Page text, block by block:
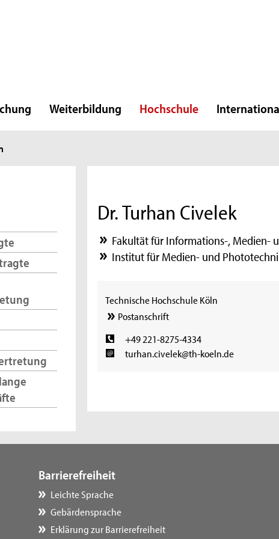
Weiterbildung Hochschule
Dr. Turhan Civelek
Fakultät für Informations-, Medien-
Institut für Medien- und
Technische Hochschule Köln
Postanschrift
+49 221-8275-4334
turhan.civelek@th-koeln.de
Barrierefreiheit
Leichte Sprache
Gebärdensprache
Erklärung zur Barrierefreiheit